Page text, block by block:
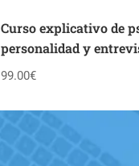
Curso explicativo de
personalidad y
99.00€